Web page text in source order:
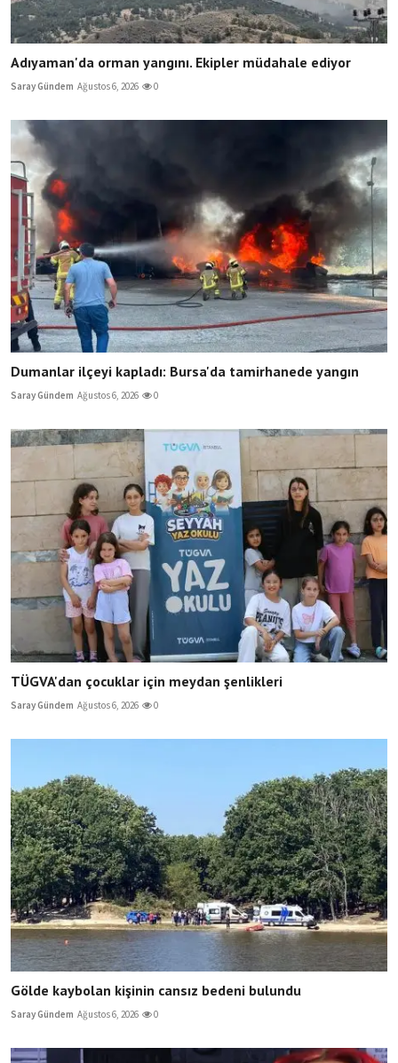
Adıyaman'da orman yangını. Ekipler müdahale ediyor
Saray Gündem Ağustos 6, 2026 0
Dumanlar ilçeyi kapladı: Bursa'da tamirhanede yangın
Saray Gündem Ağustos 6, 2026 0
TÜGVA'dan çocuklar için meydan şenlikleri
Saray Gündem Ağustos 6, 2026 0
Gölde kaybolan kişinin cansız bedeni bulundu
Saray Gündem Ağustos 6, 2026 0